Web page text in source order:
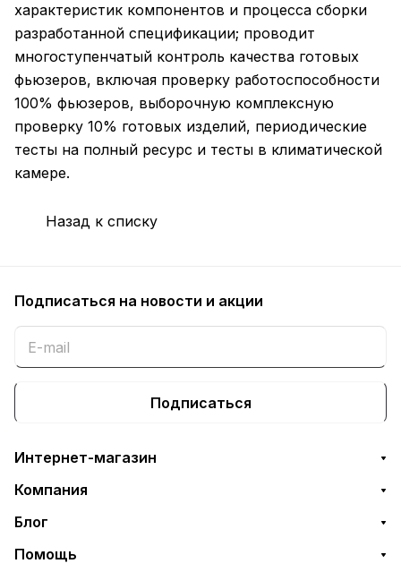
характеристик компонентов и процесса сборки
разработанной спецификации; проводит
многоступенчатый контроль качества готовых
фьюзеров, включая проверку работоспособности
100% фьюзеров, выборочную комплексную
проверку 10% готовых изделий, периодические
тесты на полный ресурс и тесты в климатической
камере.
Назад к списку
Подписаться на новости и акции
Подписаться
Интернет-магазин
Компания
Блог
Помощь